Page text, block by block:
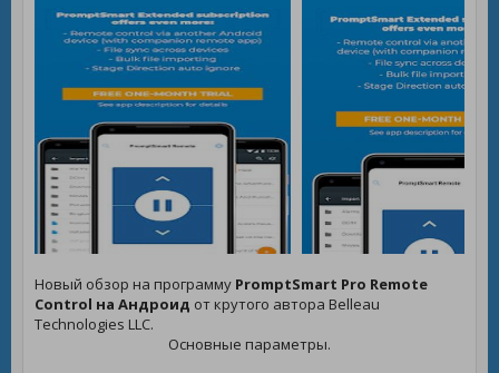
Новый обзор на программу PromptSmart Pro Remote
Control на Андроид от крутого автора Belleau
Technologies LLC.
Основные параметры.